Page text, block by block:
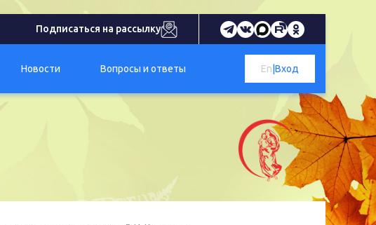
Подписаться на рассылку
Новости Вопросы и ответы Вход
En